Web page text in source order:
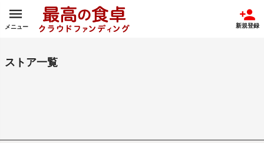
メニュー 新規登録
ストア一覧